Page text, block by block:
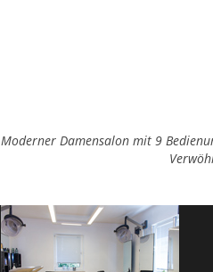
Moderner Damensalon mit 9